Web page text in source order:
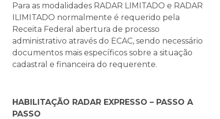
Para as modalidades RADAR LIMITADO e RADAR
ILIMITADO normalmente é requerido pela
Receita Federal abertura de processo
administrativo através do ECAC, sendo necessário
documentos mais específicos sobre a situação
cadastral e financeira do requerente.
HABILITAÇÃO RADAR EXPRESSO – PASSO A
PASSO